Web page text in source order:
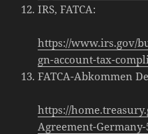
IRS, FATCA:
https://www.irs.gov/
gn-account-tax-
FATCA-Abkommen
https://
Agreement-Germany-